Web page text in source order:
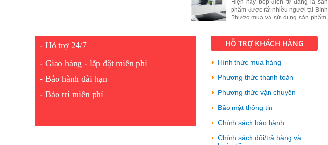
và đẹp, bếp từ còn có rất nhiều cô
Hiện nay bếp điện từ đang là sản
phẩm được rất nhiều người tại Bình
Phước mua và sử dụng sản phẩm,
- Hỗ trợ 24/7
- Giao hàng - lắp đặt miễn phí
- Bảo hành dài hạn
- Bảo trì miễn phí
HỖ TRỢ KHÁCH HÀNG
Hình thức mua hàng
Phương thức thanh toán
Phương thức vận chuyển
Bảo mật thông tin
Chính sách bảo hành
Chính sách đổi/trả hàng và